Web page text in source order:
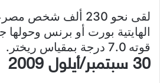
لقى نحو 230 ألف
الهايتية بورت أو برنس وحولها
قوته 7.0 درجة بمقياس ريختر.
30 سبتمبر/أيلول 2009